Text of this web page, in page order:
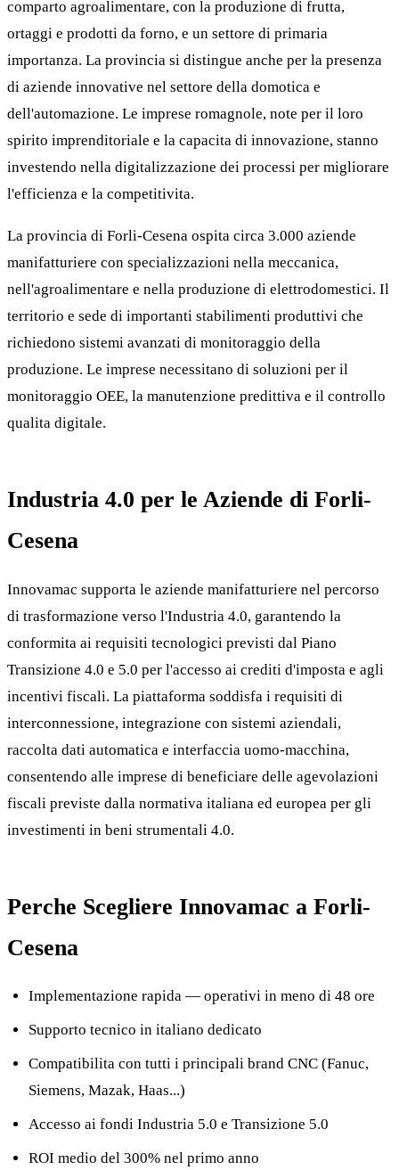
comparto agroalimentare, con la produzione di frutta,
ortaggi e prodotti da forno, e un settore di primaria
importanza. La provincia si distingue anche per la presenza
di aziende innovative nel settore della domotica e
dell'automazione. Le imprese romagnole, note per il loro
spirito imprenditoriale e la capacita di innovazione, stanno
investendo nella digitalizzazione dei processi per migliorare
l'efficienza e la competitivita.
La provincia di Forli-Cesena ospita circa 3.000 aziende
manifatturiere con specializzazioni nella meccanica,
nell'agroalimentare e nella produzione di elettrodomestici. Il
territorio e sede di importanti stabilimenti produttivi che
richiedono sistemi avanzati di monitoraggio della
produzione. Le imprese necessitano di soluzioni per il
monitoraggio OEE, la manutenzione predittiva e il controllo
qualita digitale.
Industria 4.0 per le Aziende di Forli-
Cesena
Innovamac supporta le aziende manifatturiere nel percorso
di trasformazione verso l'Industria 4.0, garantendo la
conformita ai requisiti tecnologici previsti dal Piano
Transizione 4.0 e 5.0 per l'accesso ai crediti d'imposta e agli
incentivi fiscali. La piattaforma soddisfa i requisiti di
interconnessione, integrazione con sistemi aziendali,
raccolta dati automatica e interfaccia uomo-macchina,
consentendo alle imprese di beneficiare delle agevolazioni
fiscali previste dalla normativa italiana ed europea per gli
investimenti in beni strumentali 4.0.
Perche Scegliere Innovamac a Forli-
Cesena
Implementazione rapida — operativi in meno di 48 ore
Supporto tecnico in italiano dedicato
Compatibilita con tutti i principali brand CNC (Fanuc,
Siemens, Mazak, Haas...)
Accesso ai fondi Industria 5.0 e Transizione 5.0
ROI medio del 300% nel primo anno